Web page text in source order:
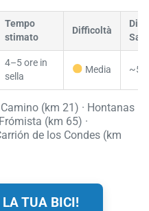
Tempo
stimato
Difficoltà
4–5 ore in
sella
Media
(km 21) · Hontanas
(km 65) ·
de los Condes (km
LA TUA BICI!